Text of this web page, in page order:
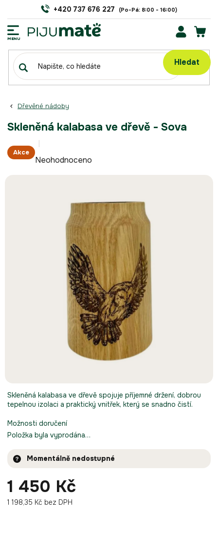
Hledat
+420 737 676 227
Dřevěné nádoby
Skleněná kalabasa ve dřevě - Sova
Akce
Průměrné
hodnocení
hvězdiček.
Neohodnoceno
1 450 Kč
1 198,35 Kč bez DPH
Momentálně nedostupné
Možnosti doručení
Položka byla vyprodána…
Skleněná kalabasa ve dřevě spojuje příjemné držení, dobrou
tepelnou izolaci a praktický vnitřek, který se snadno čistí.